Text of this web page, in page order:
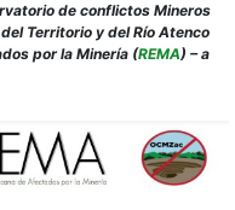
de conflictos Mineros
Territorio y del Río Atenco
por la Minería (REMA) – a